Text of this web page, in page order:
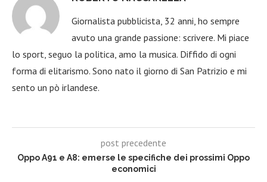
Giornalista pubblicista, 32 anni, ho sempre
avuto una grande passione: scrivere. Mi piace
lo sport, seguo la politica, amo la musica. Diffido di ogni
forma di elitarismo. Sono nato il giorno di San Patrizio e mi
sento un pò irlandese.
post precedente
Oppo A91 e A8: emerse le specifiche dei prossimi Oppo
economici